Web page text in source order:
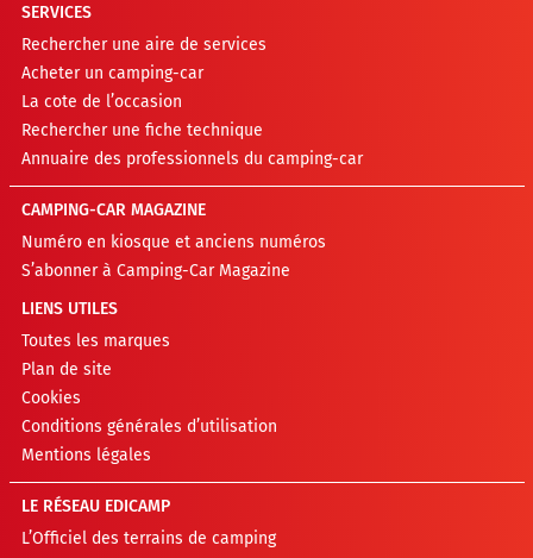
SERVICES
Rechercher une aire de services
Acheter un camping-car
La cote de l’occasion
Rechercher une fiche technique
Annuaire des professionnels du camping-car
CAMPING-CAR MAGAZINE
Numéro en kiosque et anciens numéros
S’abonner à Camping-Car Magazine
LIENS UTILES
Toutes les marques
Plan de site
Cookies
Conditions générales d’utilisation
Mentions légales
LE RÉSEAU EDICAMP
L’Officiel des terrains de camping